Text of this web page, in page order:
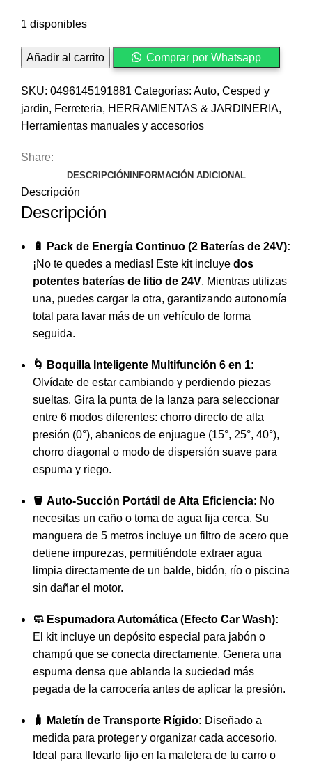
1 disponibles
Hidrolavadora
Inalámbrica
Portátil
24V
4000
+
Baterías
⚡
cantidad
Añadir al carrito Comprar por Whatsapp
SKU: 0496145191881 Categorías: Auto, Cesped y
jardin, Ferreteria, HERRAMIENTAS & JARDINERIA,
Herramientas manuales y accesorios
Share:
DESCRIPCIÓN INFORMACIÓN ADICIONAL
Descripción
Descripción
🔋 Pack de Energía Continuo (2 Baterías de 24V):
¡No te quedes a medias! Este kit incluye dos
potentes baterías de litio de 24V. Mientras utilizas
una, puedes cargar la otra, garantizando autonomía
total para lavar más de un vehículo de forma
seguida.
🌀 Boquilla Inteligente Multifunción 6 en 1:
Olvídate de estar cambiando y perdiendo piezas
sueltas. Gira la punta de la lanza para seleccionar
entre 6 modos diferentes: chorro directo de alta
presión (0°), abanicos de enjuague (15°, 25°, 40°),
chorro diagonal o modo de dispersión suave para
espuma y riego.
🪣 Auto-Succión Portátil de Alta Eficiencia: No
necesitas un caño o toma de agua fija cerca. Su
manguera de 5 metros incluye un filtro de acero que
detiene impurezas, permitiéndote extraer agua
limpia directamente de un balde, bidón, río o piscina
sin dañar el motor.
🧼 Espumadora Automática (Efecto Car Wash):
El kit incluye un depósito especial para jabón o
champú que se conecta directamente. Genera una
espuma densa que ablanda la suciedad más
pegada de la carrocería antes de aplicar la presión.
🧳 Maletín de Transporte Rígido: Diseñado a
medida para proteger y organizar cada accesorio.
Ideal para llevarlo fijo en la maletera de tu carro o